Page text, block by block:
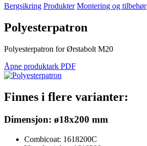
Bergsikring Produkter Montering og tilbehør
Polyesterpatron
Polyesterpatron for Ørstabolt M20
Åpne produktark PDF
Finnes i flere varianter:
Dimensjon: ø18x200 mm
Combicoat: 1618200C